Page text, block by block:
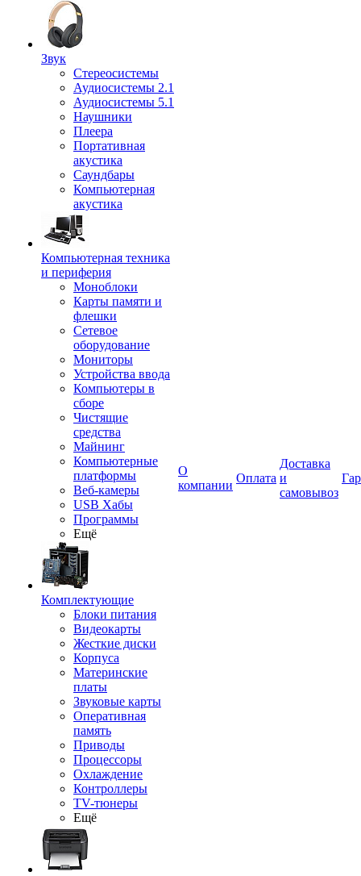
Звук
Стереосистемы
Аудиосистемы 2.1
Аудиосистемы 5.1
Наушники
Плеера
Портативная
акустика
Саундбары
Компьютерная
акустика
Компьютерная техника
и периферия
Моноблоки
Карты памяти и
флешки
Сетевое
оборудование
Мониторы
Устройства ввода
Компьютеры в
сборе
Чистящие
средства
Майнинг
Компьютерные
платформы
Веб-камеры
USB Хабы
Программы
Ещё
Комплектующие
Блоки питания
Видеокарты
Жесткие диски
Корпуса
Материнские
платы
Звуковые карты
Оперативная
память
Приводы
Процессоры
Охлаждение
Контроллеры
TV-тюнеры
Ещё
О
компании
Оплата
Доставка
и
самовывоз